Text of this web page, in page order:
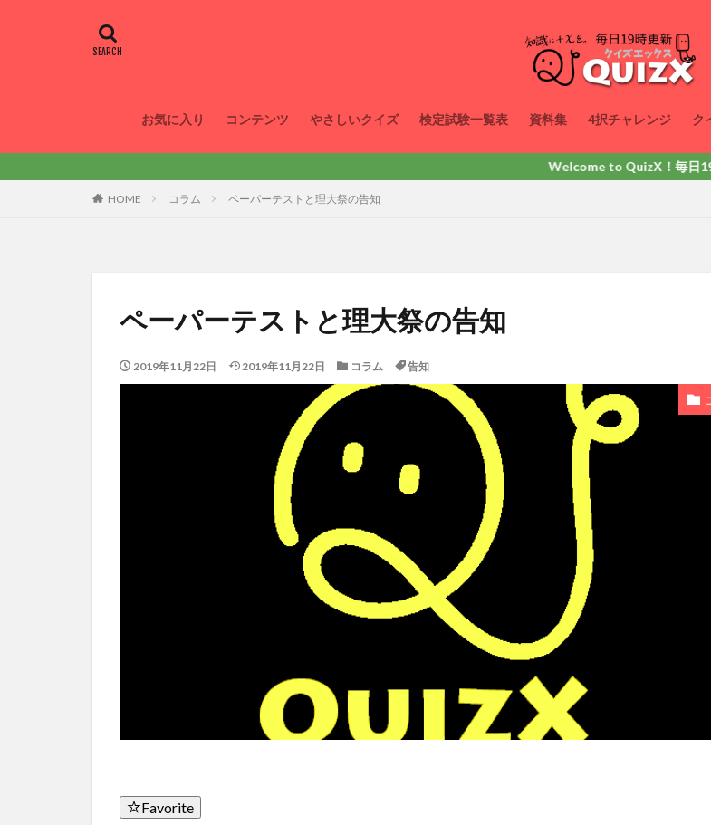
お気に入り コンテンツ やさしいクイズ 検定試験一覧表 資料集 4択チャレンジ ク
Welcome to QuizX！毎日19時投稿で2600記
HOME コラム ペーパーテストと理大祭の告知
ペーパーテストと理大祭の告知
2019年11月22日 2019年11月22日 コラム 告知
Favorite